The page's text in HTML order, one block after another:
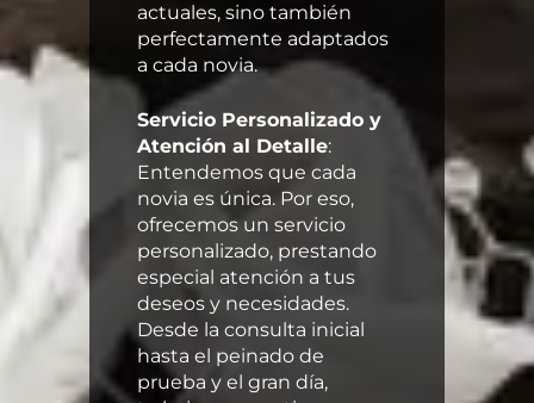
actuales, sino también
perfectamente adaptados
a cada novia.
Servicio Personalizado y
Atención al Detalle:
Entendemos que cada
novia es única. Por eso,
ofrecemos un servicio
personalizado, prestando
especial atención a tus
deseos y necesidades.
Desde la consulta inicial
hasta el peinado de
prueba y el gran día,